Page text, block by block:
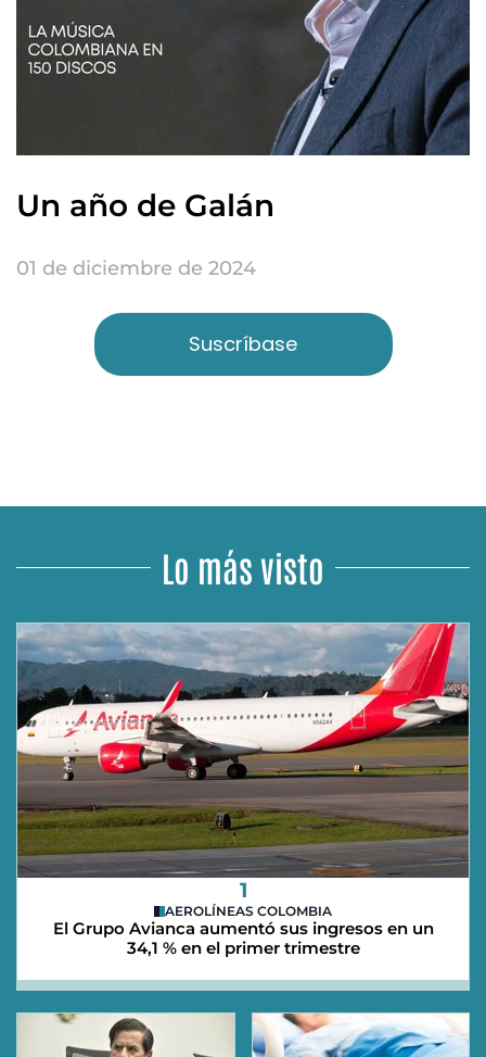
Un año de Galán
01 de diciembre de 2024
Suscríbase
Lo más visto
1
AEROLÍNEAS COLOMBIA
El Grupo Avianca aumentó sus ingresos en un
34,1 % en el primer trimestre